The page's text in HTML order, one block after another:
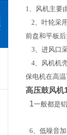
1、风机主要
2、叶轮采
前盘和平板
3、进风口
4、风机机
保电机在高
高压鼓风机
1一般都是
6、低噪音